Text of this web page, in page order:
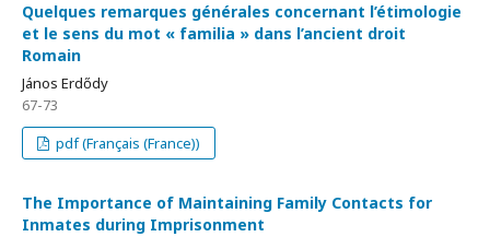
Quelques remarques générales concernant l’étimologie
et le sens du mot « familia » dans l’ancient droit
Romain
János Erdődy
67-73
pdf (Français (France))
The Importance of Maintaining Family Contacts for
Inmates during Imprisonment